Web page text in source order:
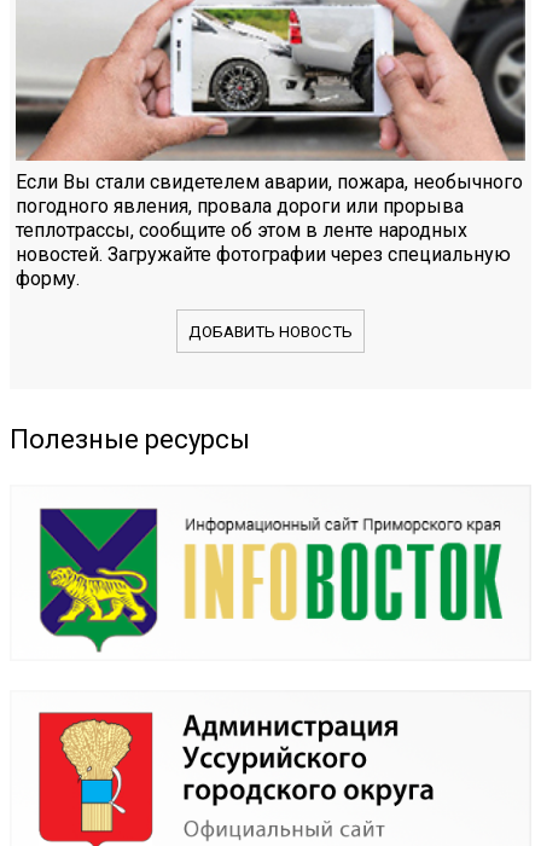
Если Вы стали свидетелем аварии, пожара, необычного
погодного явления, провала дороги или прорыва
теплотрассы, сообщите об этом в ленте народных
новостей. Загружайте фотографии через специальную
форму.
ДОБАВИТЬ НОВОСТЬ
Полезные ресурсы